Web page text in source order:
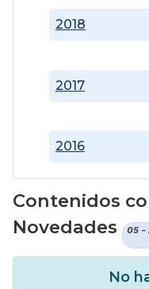
2016
2017
2018
Contenidos
Novedades
05 -
No